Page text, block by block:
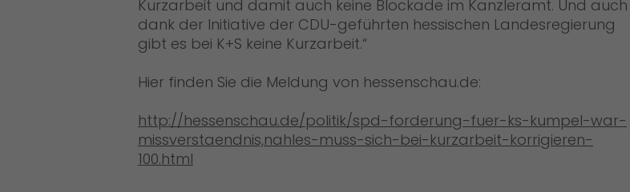
Kurzarbeit und damit auch keine Blockade im Kanzleramt. Und auch
dank der Initiative der CDU-geführten hessischen Landesregierung
gibt es bei K+S keine Kurzarbeit.“
Hier finden Sie die Meldung von hessenschau.de:
http://hessenschau.de/politik/spd-forderung-fuer-ks-kumpel-war-
missverstaendnis,nahles-muss-sich-bei-kurzarbeit-korrigieren-
100.html